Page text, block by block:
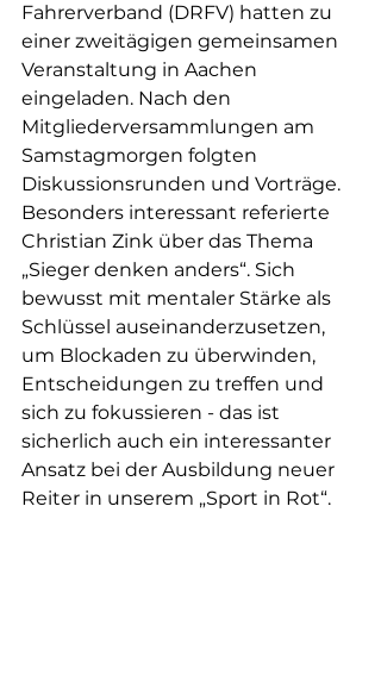
Fahrerverband (DRFV) hatten zu
einer zweitägigen gemeinsamen
Veranstaltung in Aachen
eingeladen. Nach den
Mitgliederversammlungen am
Samstagmorgen folgten
Diskussionsrunden und Vorträge.
Besonders interessant referierte
Christian Zink über das Thema
„Sieger denken anders“. Sich
bewusst mit mentaler Stärke als
Schlüssel auseinanderzusetzen,
um Blockaden zu überwinden,
Entscheidungen zu treffen und
sich zu fokussieren - das ist
sicherlich auch ein interessanter
Ansatz bei der Ausbildung neuer
Reiter in unserem „Sport in Rot“.